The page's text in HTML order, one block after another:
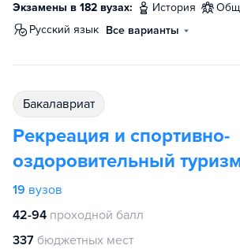
Экзамены в 182 вузах: история
русский язык Все варианты
бакалавриат
Рекреация и спортивно-
оздоровительный
19 вузов
42-94 проходной балл
337 бюджетных мест